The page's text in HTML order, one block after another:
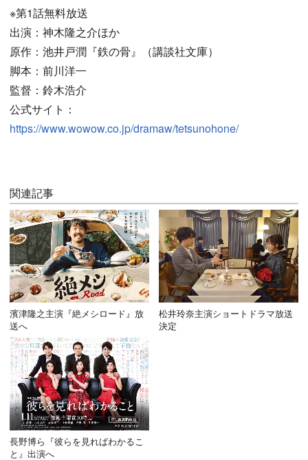
※第1話無料放送
出演：神木隆之介ほか
原作：池井戸潤『鉄の骨』（講談社文庫）
脚本：前川洋一
監督：鈴木浩介
公式サイト：
https://www.wowow.co.jp/dramaw/tetsunohone/
関連記事
濱津隆之主演『絶メシロード』放
送へ
松井玲奈主演ショートドラマ放送
決定
長野博ら『彼らを見ればわかるこ
と』出演へ